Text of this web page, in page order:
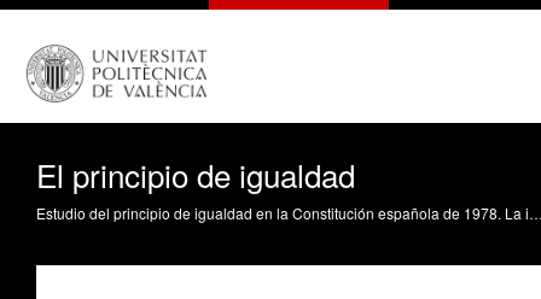
El principio de igualdad
Estudio del principio de igualdad en la Constitución española de 1978. La igualdad como principio, como derecho y como valor superior del ordenamiento jurídico. Especial explicación de la